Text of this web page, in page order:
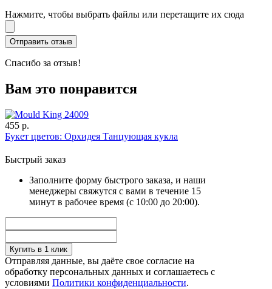
Нажмите, чтобы выбрать файлы или перетащите их сюда
Спасибо за отзыв!
Вам это понравится
455 р.
Букет цветов: Орхидея Танцующая кукла
Быстрый заказ
Заполните форму быстрого заказа, и наши
менеджеры свяжутся с вами в течение 15
минут в рабочее время (с 10:00 до 20:00).
Купить в 1 клик
Отправляя данные, вы даёте свое согласие на
обработку персональных данных и соглашаетесь с
условиями Политики конфиденциальности.